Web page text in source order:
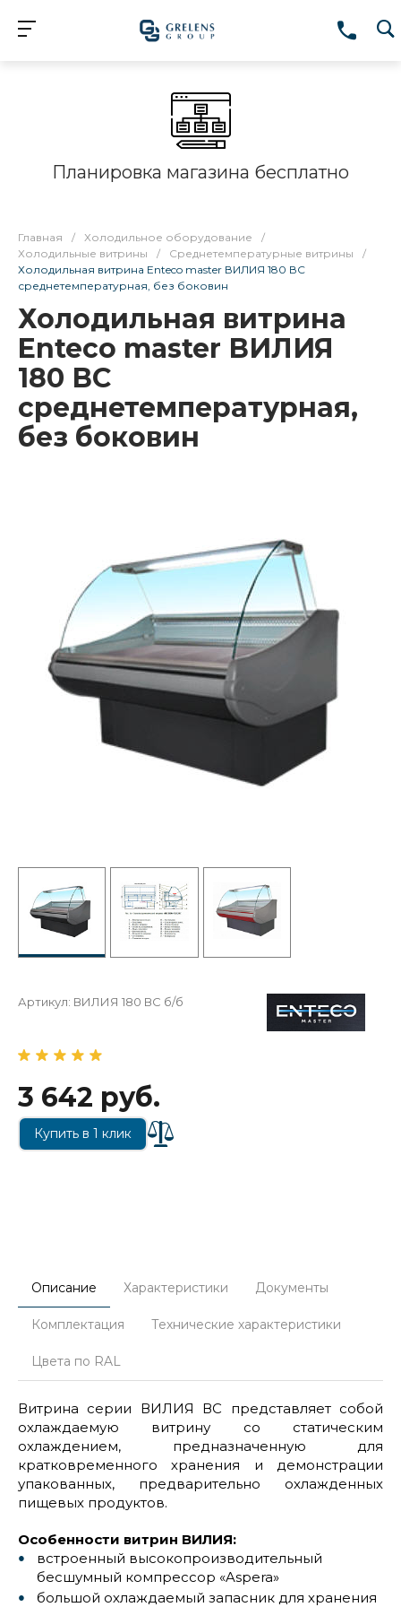
Планировка магазина бесплатно
Главная / Холодильное оборудование
/
Холодильные витрины
/ Среднетемпературные витрины
/
Холодильная витрина Enteco master ВИЛИЯ 180 ВС
среднетемпературная, без боковин
Холодильная витрина
Enteco master ВИЛИЯ
180 ВС
среднетемпературная,
без боковин
Артикул: ВИЛИЯ 180 ВС б/б
3 642 руб.
Купить в 1 клик
Описание Характеристики Документы
Комплектация Технические характеристики
Цвета по RAL
Витрина серии ВИЛИЯ ВС представляет собой
охлаждаемую витрину со статическим
охлаждением, предназначенную для
кратковременного хранения и демонстрации
упакованных, предварительно охлажденных
пищевых продуктов.
Особенности витрин ВИЛИЯ:
встроенный высокопроизводительный
бесшумный компрессор «Aspera»
большой охлаждаемый запасник для хранения